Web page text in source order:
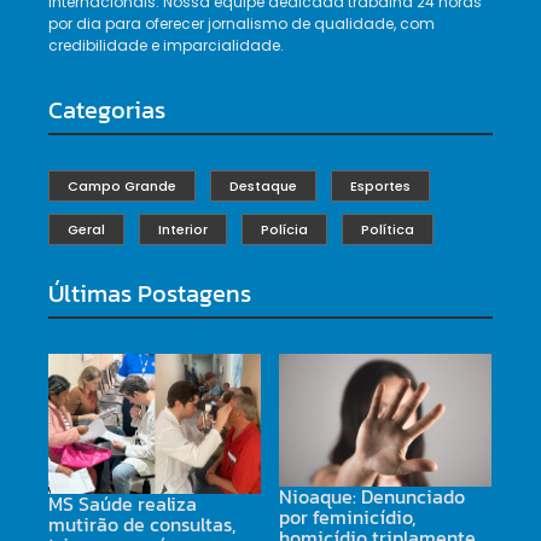
por dia para oferecer jornalismo de qualidade, com
credibilidade e imparcialidade.
Categorias
Campo Grande Destaque Esportes
Geral Interior Polícia Política
Últimas Postagens
MS Saúde realiza
mutirão de consultas,
Nioaque: Denunciado
por feminicídio,